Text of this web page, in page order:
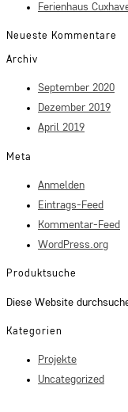
Ferienhaus
Neueste Kommentare
Archiv
September 2020
Dezember 2019
April 2019
Meta
Anmelden
Eintrags-Feed
Kommentar-Feed
WordPress.org
Produktsuche
Diese Website
Kategorien
Projekte
Uncategorized